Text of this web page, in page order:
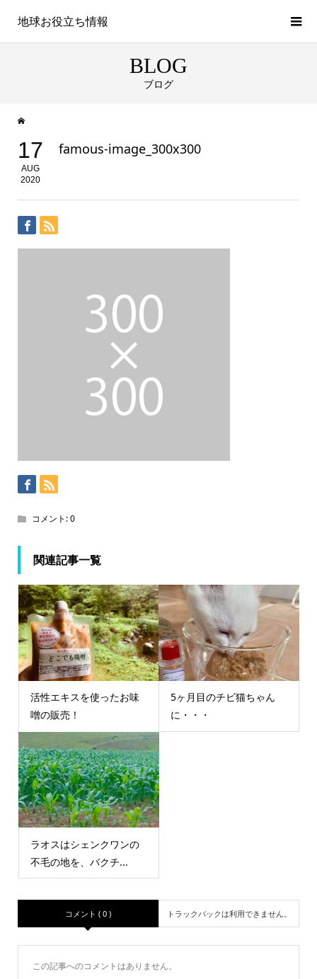
地球お役立ち情報
BLOG
ブログ
17
AUG
2020
famous-image_300x300
コメント:0
関連記事一覧
活性エキスを使ったお味
噌の販売！
5ヶ月目のチビ猫ちゃん
に・・・
ラオスはシェンクワンの
不毛の地を、バクチ...
コメント ( 0 ) トラックバックは利用できません。
この記事へのコメントはありません。